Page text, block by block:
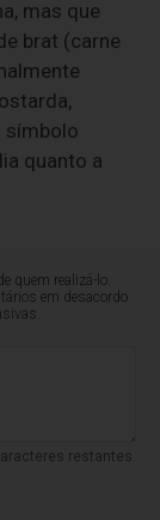
mas que
brat (carne
símbolo
quanto a
quem realizá-lo.
em desacordo
restantes.